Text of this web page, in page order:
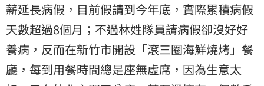
薪延長病假，目前假請到今年底，實際累積病假
天數超過8個月；不過林姓隊員請病假卻沒好好
養病，反而在新竹市開設「滾三圈海鮮燒烤」餐
廳，每到用餐時間總是座無虛席，因為生意太